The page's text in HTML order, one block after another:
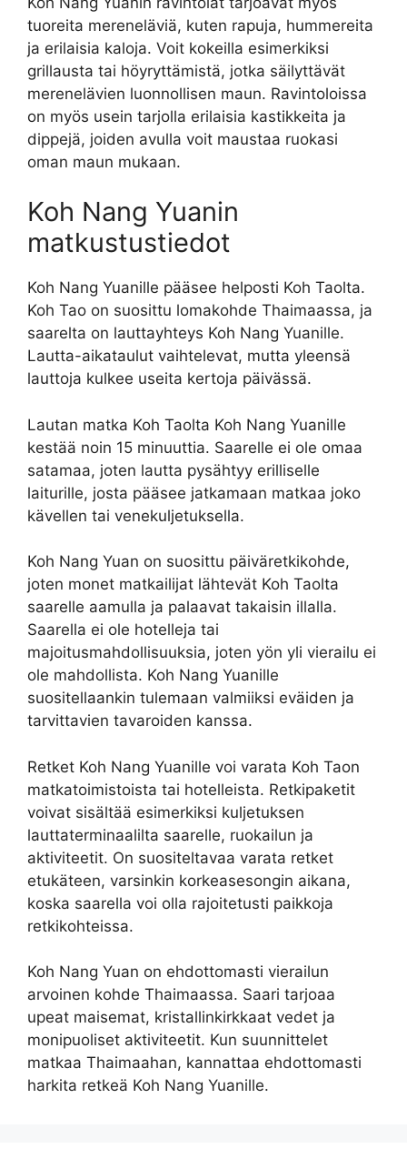
tuoreita mereneläviä, kuten rapuja, hummereita
ja erilaisia kaloja. Voit kokeilla esimerkiksi
grillausta tai höyryttämistä, jotka säilyttävät
merenelävien luonnollisen maun. Ravintoloissa
on myös usein tarjolla erilaisia kastikkeita ja
dippejä, joiden avulla voit maustaa ruokasi
oman maun mukaan.
Koh Nang Yuanin
matkustustiedot
Koh Nang Yuanille pääsee helposti Koh Taolta.
Koh Tao on suosittu lomakohde Thaimaassa, ja
saarelta on lauttayhteys Koh Nang Yuanille.
Lautta-aikataulut vaihtelevat, mutta yleensä
lauttoja kulkee useita kertoja päivässä.
Lautan matka Koh Taolta Koh Nang Yuanille
kestää noin 15 minuuttia. Saarelle ei ole omaa
satamaa, joten lautta pysähtyy erilliselle
laiturille, josta pääsee jatkamaan matkaa joko
kävellen tai venekuljetuksella.
Koh Nang Yuan on suosittu päiväretkikohde,
joten monet matkailijat lähtevät Koh Taolta
saarelle aamulla ja palaavat takaisin illalla.
Saarella ei ole hotelleja tai
majoitusmahdollisuuksia, joten yön yli vierailu ei
ole mahdollista. Koh Nang Yuanille
suositellaankin tulemaan valmiiksi eväiden ja
tarvittavien tavaroiden kanssa.
Retket Koh Nang Yuanille voi varata Koh Taon
matkatoimistoista tai hotelleista. Retkipaketit
voivat sisältää esimerkiksi kuljetuksen
lauttaterminaalilta saarelle, ruokailun ja
aktiviteetit. On suositeltavaa varata retket
etukäteen, varsinkin korkeasesongin aikana,
koska saarella voi olla rajoitetusti paikkoja
retkikohteissa.
Koh Nang Yuan on ehdottomasti vierailun
arvoinen kohde Thaimaassa. Saari tarjoaa
upeat maisemat, kristallinkirkkaat vedet ja
monipuoliset aktiviteetit. Kun suunnittelet
matkaa Thaimaahan, kannattaa ehdottomasti
harkita retkeä Koh Nang Yuanille.